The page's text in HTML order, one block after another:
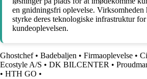
en gnidningsfri oplevelse. Virksomheden
styrke deres teknologiske infrastruktur
kundeoplevelsen.
Ghostchef• Badebaljen • Firmaoplevelse •
Ecostyle A/S • DK BILCENTER •
• HTH GO •